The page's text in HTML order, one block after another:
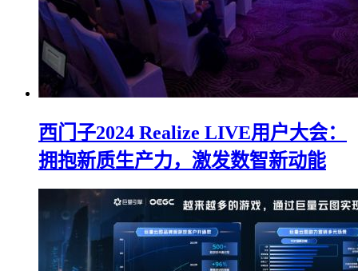
西门子2024 Realize LIVE用户大会：
拥抱新质生产力，激发数智新动能